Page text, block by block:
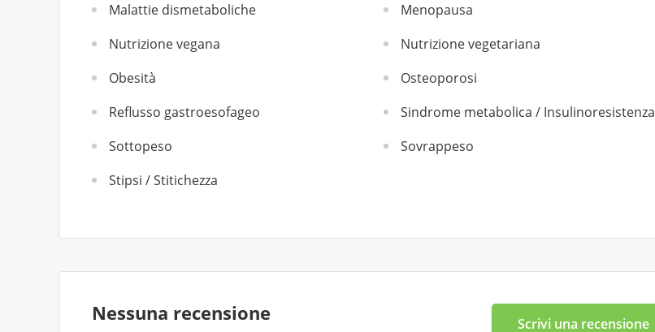
Malattie dismetaboliche
Menopausa
Nutrizione vegana
Nutrizione vegetariana
Obesità
Osteoporosi
Reflusso gastroesofageo
Sindrome metabolica / Insulinoresistenza
Sottopeso
Sovrappeso
Stipsi / Stitichezza
Nessuna recensione Scrivi una recensione